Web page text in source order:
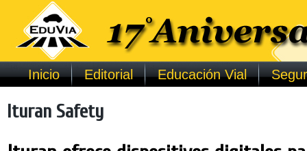
Inicio Editorial Educación Vial
Ituran Safety